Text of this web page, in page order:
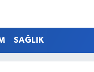
SAĞLIK